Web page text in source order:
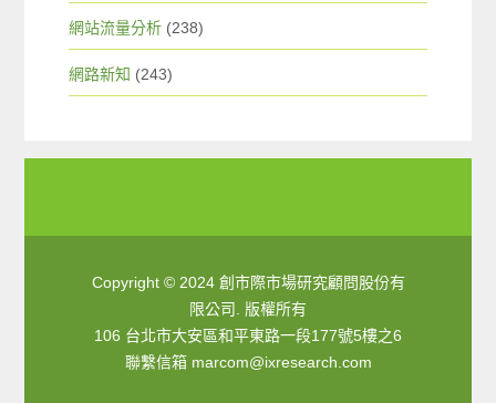
網站流量分析 (238)
網路新知 (243)
Copyright © 2024 創市際市場研究顧問股份有
限公司. 版權所有
106 台北市大安區和平東路一段177號5樓之6
聯繫信箱 marcom@ixresearch.com